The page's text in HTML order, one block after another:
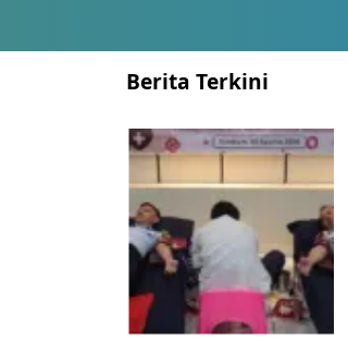
Berita Terkini